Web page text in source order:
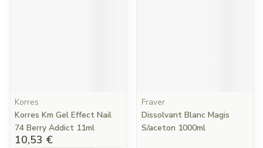
Korres
Korres Km Gel Effect Nail
74 Berry Addict 11ml
10,53 €
Fraver
Dissolvant Blanc Magis
S/aceton 1000ml